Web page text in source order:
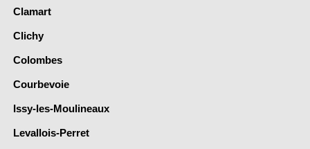
Clamart
Clichy
Colombes
Courbevoie
Issy-les-Moulineaux
Levallois-Perret